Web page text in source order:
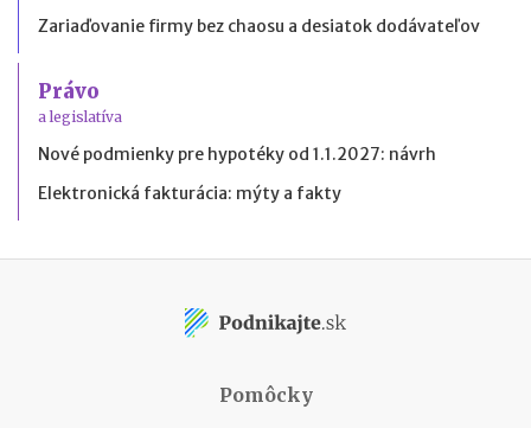
Zariaďovanie firmy bez chaosu a desiatok dodávateľov
Právo
a legislatíva
Nové podmienky pre hypotéky od 1.1.2027: návrh
Elektronická fakturácia: mýty a fakty
Pomôcky